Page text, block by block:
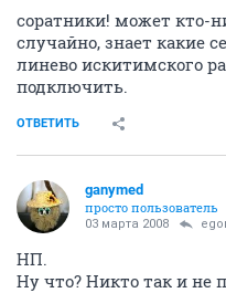
соратники! может кто-
случайно, знает какие
линево искитимского
подключить.
ОТВЕТИТЬ
ganymed
просто пользователь
03 марта 2008
НП.
Ну что? Никто так и не